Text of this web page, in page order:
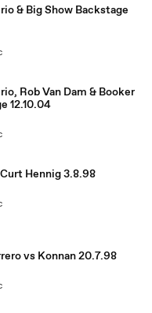
& Big Show Backstage
Rob Van Dam & Booker
12.10.04
Hennig 3.8.98
vs Konnan 20.7.98